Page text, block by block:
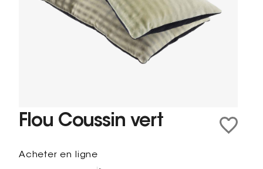
Flou Coussin vert
Acheter en ligne